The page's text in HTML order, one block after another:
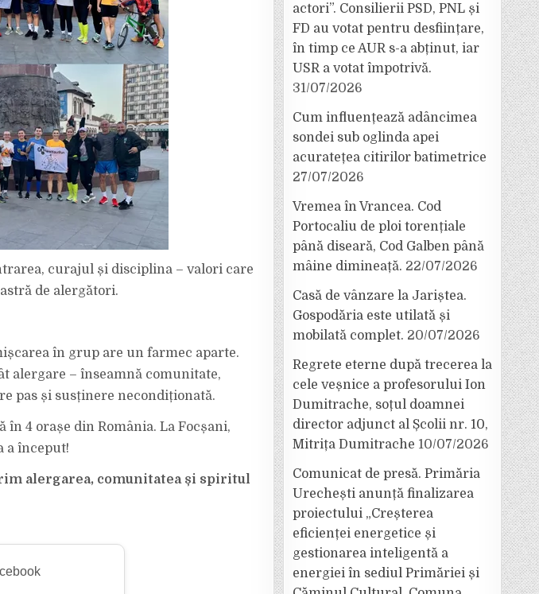
curajul și disciplina – valori care
de alergători.
în grup are un farmec aparte.
alergare – înseamnă comunitate,
pas și susținere necondiționată.
în 4 orașe din România. La Focșani,
a început!
alergarea, comunitatea și spiritul
actori”. Consilierii PSD, PNL și
FD au votat pentru desființare,
în timp ce AUR s-a abținut, iar
USR a votat împotrivă.
31/07/2026
Cum influențează adâncimea
sondei sub oglinda apei
acuratețea citirilor batimetrice
27/07/2026
Vremea în Vrancea. Cod
Portocaliu de ploi torențiale
până diseară, Cod Galben până
mâine dimineață. 22/07/2026
Casă de vânzare la Jariștea.
Gospodăria este utilată și
mobilată complet. 20/07/2026
Regrete eterne după trecerea la
cele veșnice a profesorului Ion
Dumitrache, soțul doamnei
director adjunct al Școlii nr. 10,
Mitrița Dumitrache 10/07/2026
Comunicat de presă. Primăria
Urechești anunță finalizarea
proiectului „Creșterea
eficienței energetice și
gestionarea inteligentă a
energiei în sediul Primăriei și